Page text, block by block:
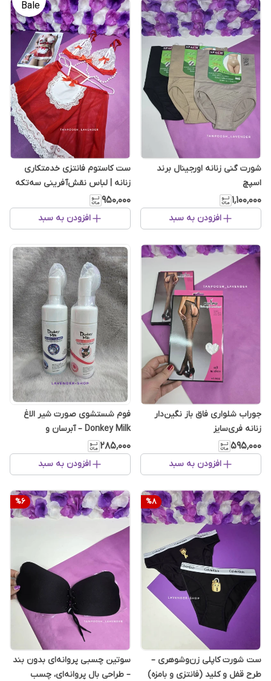
شورت گنی زنانه اورجینال برند
اسپچ
۱٬۱۰۰٬۰۰۰
افزودن به سبد
ست کاستوم فانتزی خدمتکاری
زنانه | لباس نقش‌آفرینی سه‌تکه
۹۵۰٬۰۰۰
افزودن به سبد
جوراب شلواری فاق باز نگین‌دار
زنانه فری‌سایز
۵۹۵٬۰۰۰
افزودن به سبد
فوم شستشوی صورت شیر الاغ
Donkey Milk – آبرسان و
روشن‌کننده پوست
۲۸۵٬۰۰۰
افزودن به سبد
%8
ست شورت کاپلی زن‌وشوهری –
طرح قفل و کلید (فانتزی و بامزه)
%6
سوتین چسبی پروانه‌ای بدون بند
– طراحی بال پروانه‌ای، چسب